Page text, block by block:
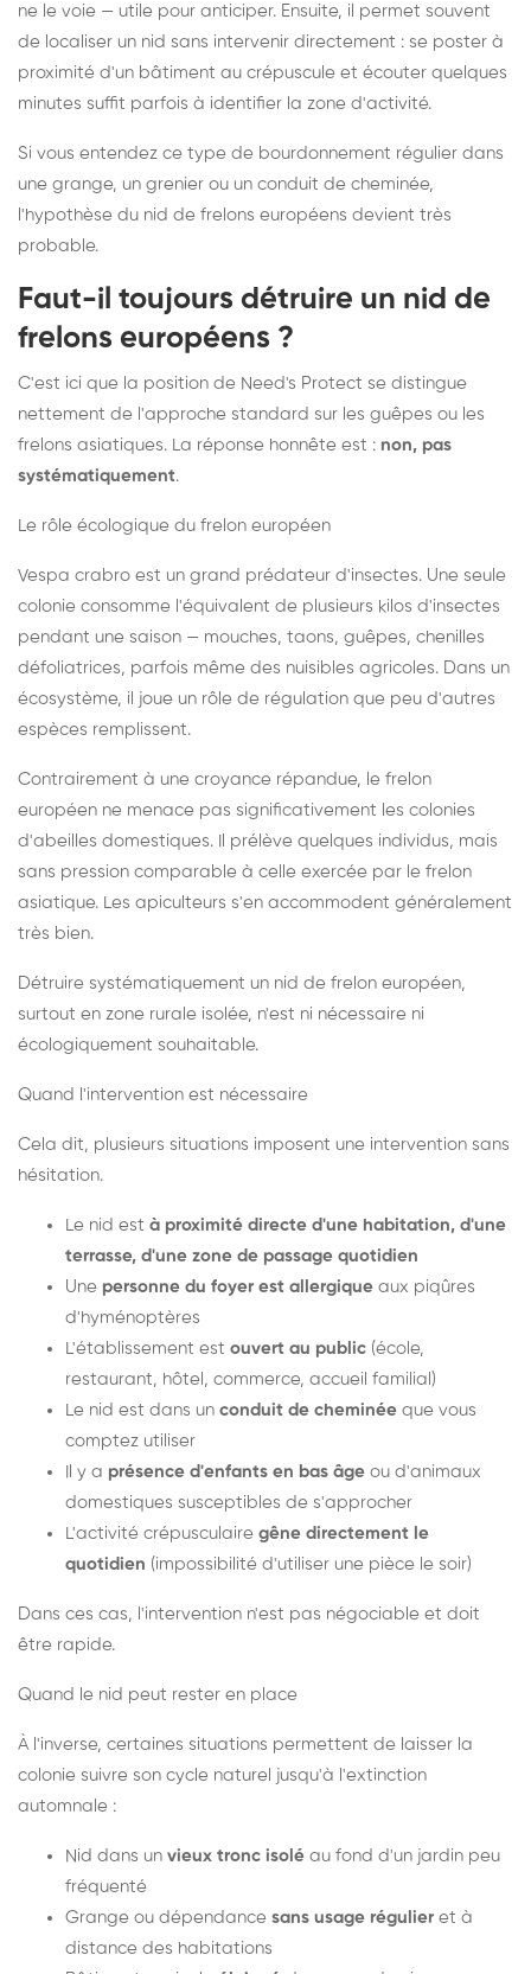
ne le voie — utile pour anticiper. Ensuite, il permet souvent
de localiser un nid sans intervenir directement : se poster à
proximité d'un bâtiment au crépuscule et écouter quelques
minutes suffit parfois à identifier la zone d'activité.
Si vous entendez ce type de bourdonnement régulier dans
une grange, un grenier ou un conduit de cheminée,
l'hypothèse du nid de frelons européens devient très
probable.
Faut-il toujours détruire un nid de
frelons européens ?
C'est ici que la position de Need's Protect se distingue
nettement de l'approche standard sur les guêpes ou les
frelons asiatiques. La réponse honnête est : non, pas
systématiquement.
Le rôle écologique du frelon européen
Vespa crabro est un grand prédateur d'insectes. Une seule
colonie consomme l'équivalent de plusieurs kilos d'insectes
pendant une saison — mouches, taons, guêpes, chenilles
défoliatrices, parfois même des nuisibles agricoles. Dans un
écosystème, il joue un rôle de régulation que peu d'autres
espèces remplissent.
Contrairement à une croyance répandue, le frelon
européen ne menace pas significativement les colonies
d'abeilles domestiques. Il prélève quelques individus, mais
sans pression comparable à celle exercée par le frelon
asiatique. Les apiculteurs s'en accommodent généralement
très bien.
Détruire systématiquement un nid de frelon européen,
surtout en zone rurale isolée, n'est ni nécessaire ni
écologiquement souhaitable.
Quand l'intervention est nécessaire
Cela dit, plusieurs situations imposent une intervention sans
hésitation.
Le nid est à proximité directe d'une habitation, d'une
terrasse, d'une zone de passage quotidien
Une personne du foyer est allergique aux piqûres
d'hyménoptères
L'établissement est ouvert au public (école,
restaurant, hôtel, commerce, accueil familial)
Le nid est dans un conduit de cheminée que vous
comptez utiliser
Il y a présence d'enfants en bas âge ou d'animaux
domestiques susceptibles de s'approcher
L'activité crépusculaire gêne directement le
quotidien (impossibilité d'utiliser une pièce le soir)
Dans ces cas, l'intervention n'est pas négociable et doit
être rapide.
Quand le nid peut rester en place
À l'inverse, certaines situations permettent de laisser la
colonie suivre son cycle naturel jusqu'à l'extinction
automnale :
Nid dans un vieux tronc isolé au fond d'un jardin peu
fréquenté
Grange ou dépendance sans usage régulier et à
distance des habitations